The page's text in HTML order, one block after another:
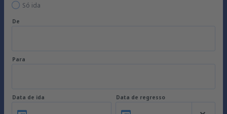
Só ida
De
Para
Data de ida Data de regresso